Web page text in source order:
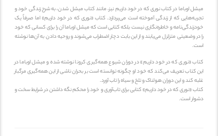
میشل اوباما در کتاب نوری که در خود داریم نیز، مانند کتاب میشل شدن، به شرح زندگی خود و
تجربه‌هایی که از زندگی آموخته است می‌پردازد. کتاب «نوری که در خود داریم» اما صرفاً یک
خودزندگی‌نامه و خاطره‌نگاری نیست بلکه کتابی است که میشل اوباما آن را برای کسانی که خود
را در وضعیتی متزلزل می‌یابند و از این بابت دچار اضطراب می‌شوند و روحیه دادن به آن‌ها نوشته
کتاب «نوری که در خود داریم» در دوران شیوع همه‌گیری کرونا نوشته شده و میشل اوباما در
این کتاب تعریف می‌کند که خود او چگونه توانسته است بر بحران ناشی از این همه‌گیری مرگبار
غلبه کند و این دوران هولناک و تلخ و سیاه را تاب آورد.
کتاب «نوری که در خود داریم» کتابی برای تاب‌آوری و خود را محکم نگه داشتن در شرایط سخت و
دشوار است.